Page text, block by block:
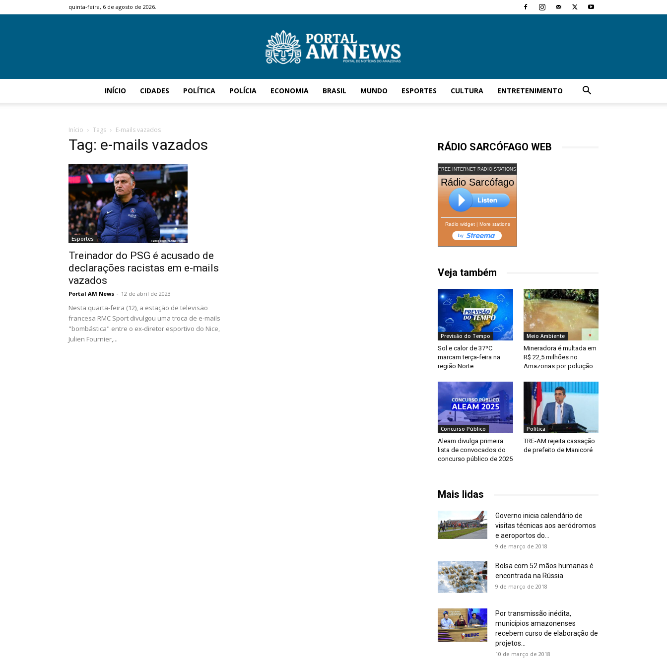
quinta-feira, 6 de agosto de 2026.
INÍCIO CIDADES POLÍTICA POLÍCIA ECONOMIA BRASIL MUNDO ESPORTES CULTURA ENTRETENIMENTO
Início Tags E-mails vazados
Tag: e-mails vazados
Esportes
Treinador do PSG é acusado de
declarações racistas em e-mails
vazados
Portal AM News - 12 de abril de 2023
Nesta quarta-feira (12), a estação de televisão
francesa RMC Sport divulgou uma troca de e-mails
"bombástica" entre o ex-diretor esportivo do Nice,
Julien Fournier,...
RÁDIO SARCÓFAGO WEB
FREE INTERNET RADIO STATIONS
Rádio Sarcófago
Radio widget| More stations
Veja também
Previsão do Tempo
Sol e calor de 37ºC
marcam terça-feira na
região Norte
Meio Ambiente
Mineradora é multada em
R$ 22,5 milhões no
Amazonas por poluição...
Concurso Público
Aleam divulga primeira
lista de convocados do
concurso público de 2025
Política
TRE-AM rejeita cassação
de prefeito de Manicoré
Mais lidas
Governo inicia calendário de
visitas técnicas aos aeródromos
e aeroportos do...
9 de março de 2018
Bolsa com 52 mãos humanas é
encontrada na Rússia
9 de março de 2018
Por transmissão inédita,
municípios amazonenses
recebem curso de elaboração de
projetos...
10 de março de 2018